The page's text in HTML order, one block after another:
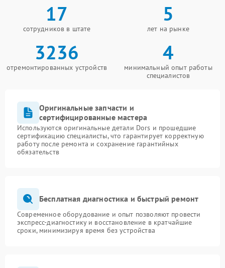
17
сотрудников в штате
5
лет на рынке
3236
отремонтированных устройств
4
минимальный опыт работы
специалистов
Оригинальные запчасти и
сертифицированные мастера
Используются оригинальные детали Dors и прошедшие
сертификацию специалисты, что гарантирует корректную
работу после ремонта и сохранение гарантийных
обязательств
Бесплатная диагностика и быстрый ремонт
Современное оборудование и опыт позволяют провести
экспресс-диагностику и восстановление в кратчайшие
сроки, минимизируя время без устройства